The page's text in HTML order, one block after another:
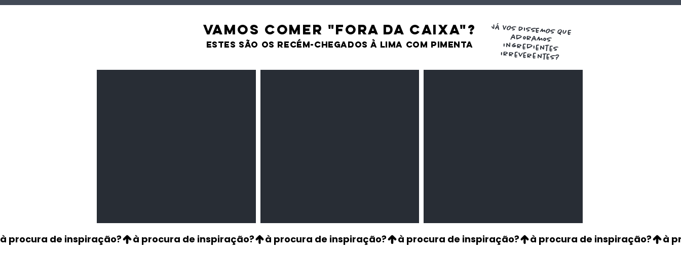
VAMOS comer "fora da caixa"?
estes são os recém-chegados À LIMA COM PIMENTA
JÁ VOS DISSEMOS QUE
adoramos
ingredientes
irreverentes?
à procura de inspiração?